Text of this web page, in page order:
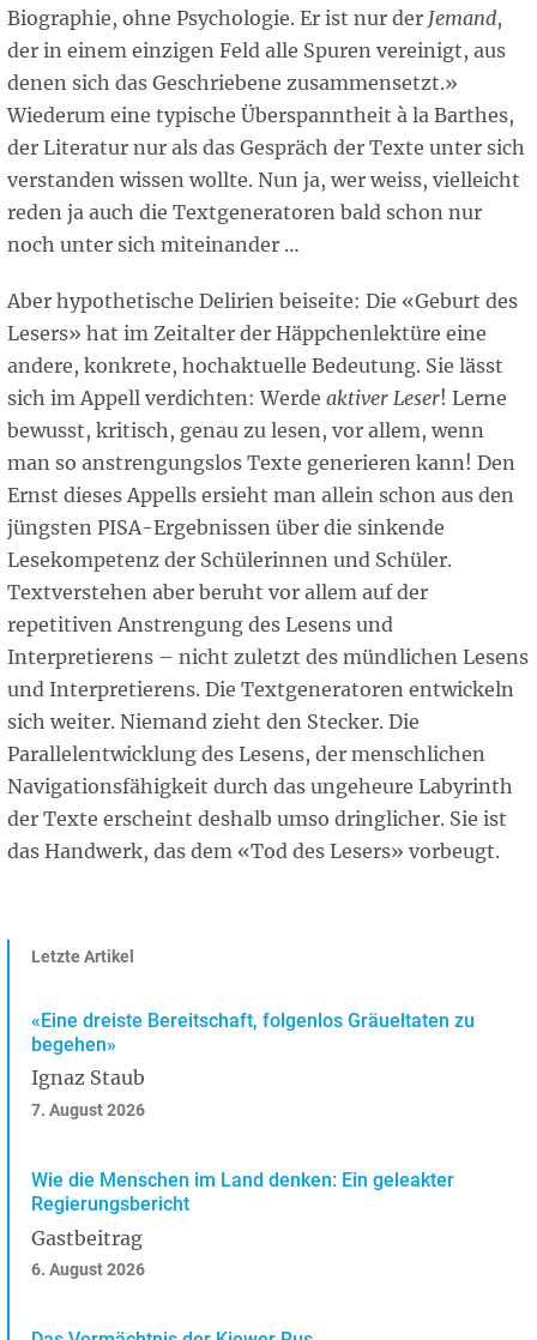
Biographie, ohne Psychologie. Er ist nur der Jemand,
der in einem einzigen Feld alle Spuren vereinigt, aus
denen sich das Geschriebene zusammensetzt.»
Wiederum eine typische Überspanntheit à la Barthes,
der Literatur nur als das Gespräch der Texte unter sich
verstanden wissen wollte. Nun ja, wer weiss, vielleicht
reden ja auch die Textgeneratoren bald schon nur
noch unter sich miteinander …
Aber hypothetische Delirien beiseite: Die «Geburt des
Lesers» hat im Zeitalter der Häppchenlektüre eine
andere, konkrete, hochaktuelle Bedeutung. Sie lässt
sich im Appell verdichten: Werde aktiver Leser! Lerne
bewusst, kritisch, genau zu lesen, vor allem, wenn
man so anstrengungslos Texte generieren kann! Den
Ernst dieses Appells ersieht man allein schon aus den
jüngsten PISA-Ergebnissen über die sinkende
Lesekompetenz der Schülerinnen und Schüler.
Textverstehen aber beruht vor allem auf der
repetitiven Anstrengung des Lesens und
Interpretierens – nicht zuletzt des mündlichen Lesens
und Interpretierens. Die Textgeneratoren entwickeln
sich weiter. Niemand zieht den Stecker. Die
Parallelentwicklung des Lesens, der menschlichen
Navigationsfähigkeit durch das ungeheure Labyrinth
der Texte erscheint deshalb umso dringlicher. Sie ist
das Handwerk, das dem «Tod des Lesers» vorbeugt.
Letzte Artikel
«Eine dreiste Bereitschaft, folgenlos Gräueltaten zu
begehen»
Ignaz Staub
7. August 2026
Wie die Menschen im Land denken: Ein geleakter
Regierungsbericht
Gastbeitrag
6. August 2026